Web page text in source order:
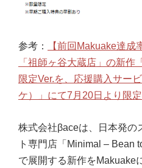
参考：
【前回Makuake達
「祖師ヶ谷大蔵店」の新作
限定Ver.を、応援購入サー
ケ）」にて7月20日より限
株式会社βaceは、日本発の
ト専門店「Minimal – Bean
で展開する新作をMakuake